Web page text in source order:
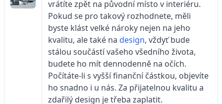
vrátíte zpět na původní místo v interiéru.
Pokud se pro takový rozhodnete, měli
byste klást velké nároky nejen na jeho
kvalitu, ale také na design, vždyť bude
stálou součástí vašeho všedního života,
budete ho mít dennodenně na očích.
Počítáte-li s vyšší finanční částkou, objevíte
ho snadno i u nás. Za přijatelnou kvalitu a
zdařilý design je třeba zaplatit.